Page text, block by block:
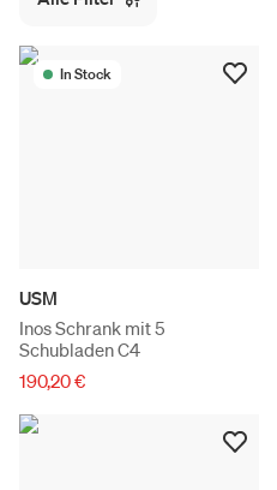
In Stock
USM
Inos Schrank mit 5
Schubladen C4
190,20 €